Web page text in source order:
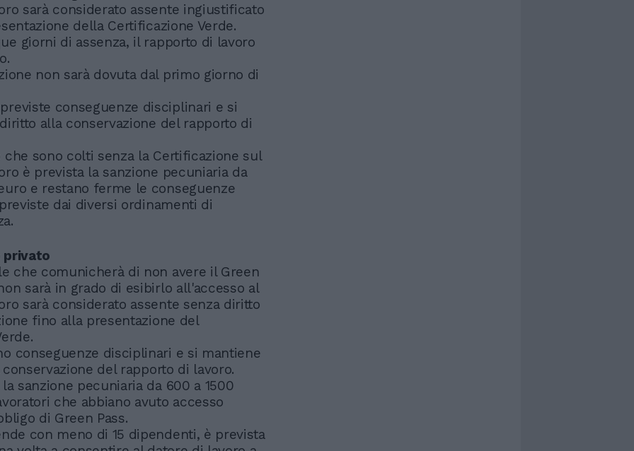
sarà considerato assente ingiustificato
della Certificazione Verde.
giorni di assenza, il rapporto di lavoro
non sarà dovuta dal primo giorno di
conseguenze disciplinari e si
alla conservazione del rapporto di
che sono colti senza la Certificazione sul
è prevista la sanzione pecuniaria da
e restano ferme le conseguenze
dai diversi ordinamenti di
privato
che comunicherà di non avere il Green
sarà in grado di esibirlo all'accesso al
sarà considerato assente senza diritto
fino alla presentazione del
conseguenze disciplinari e si mantiene
del rapporto di lavoro.
sanzione pecuniaria da 600 a 1500
che abbiano avuto accesso
di Green Pass.
con meno di 15 dipendenti, è prevista